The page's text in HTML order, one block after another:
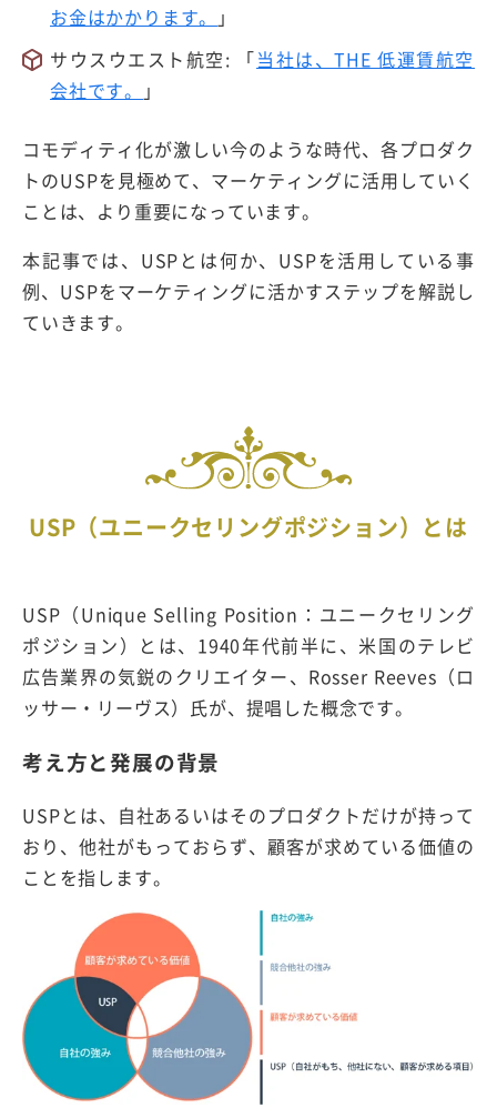
お金はかかります。
」
サウスウエスト航空: 「当社は、THE 低運賃航空
会社です。
」
コモディティ化が激しい今のような時代、各プロダク
トのUSPを見極めて、マーケティングに活用していく
ことは、より重要になっています。
本記事では、USPとは何か、USPを活用している事
例、USPをマーケティングに活かすステップを解説し
ていきます。
USP（ユニークセリングポジション）とは
USP（Unique Selling Position：ユニークセリング
ポジション）とは、1940年代前半に、米国のテレビ
広告業界の気鋭のクリエイター、Rosser Reeves（ロ
ッサー・リーヴス）氏が、提唱した概念です。
考え方と発展の背景
USPとは、自社あるいはそのプロダクトだけが持って
おり、他社がもっておらず、顧客が求めている価値の
ことを指します。